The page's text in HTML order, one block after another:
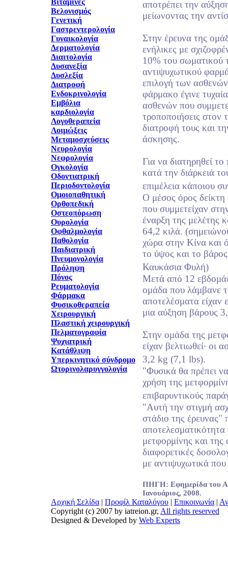
Βιταμίνες
Βελονισμός
Γενετική
Γαστρεντερολογία
Γυναικολογία
Δερματολογία
Διαιτολογία
Δυσανεξία
Δυσλεξία
Διατροφή
Ενδοκρινολογία
Εμβόλια
καρδιολογία
Λογοθεραπεία
Λοιμώξεις
Μεταμοσχεύσεις
Νευρολογία
Νεφρολογία
Ογκολογία
Οδοντιατρική
Περιοδοντολογία
Ομοιοπαθητική
Ορθοπεδική
Οστεοπόρωση
Ουρολογία
Οφθαλμολογία
Παθολογία
Παιδιατρική
Πνευμονολογία
Πρόληψη
Πόνος
Ρευματολογία
Φάρμακα
Φυσικοθεραπεία
Χειρουργική
Πλαστική χειρουργική
Πελματογραφία
Ψυχιατρική
Κατάθλιψη
Υπερκινητικό σύνδρομο
Ωτορινολαρυγγολογία
αποτρέπει την
μείωνοντας την
Στην έρευνα της
ενήλικες με
10% του σωματικού
αντιψυχωτικού
επιλογή των
φάρμακο έγινε
ασθενών που
τροποποιήσεις
διατροφή τους και
άσκησης.
Για να διατηρηθεί
κατά την διάρκειά
επιμέλεια κάποιου
Ο μέσος όρος
που συμμετείχαν
έναρξη της μελέτης
64,2 κιλά.
χώρα στην Κίνα και
το ύψος και το
Καυκάσια Φυλή)
Μετά από 12
ομάδα που λάμβανε
αποτελέσματα είχαν
μια αύξηση βάρους
Στην ομάδα της
είχαν βελτιωθεί· οι
3,2 kg (7,1 lbs).
"Φυσικά θα πρέπει
χρήση της
επιβαρυντικούς
"Aυτή την στιγμή
στάδιο της
μετφορμίνης και
διαφορετικές
με αντιψυχωτικά
ΠΗΓΗ: Εφημερίδα του
Ιανουάριος, 2008.
Αρχική Σελίδα | Προφίλ Καταλόγου | Επικοινωνία |
Copyright (c) 2007 by iatreion.gr, All rights reserved
Designed & Developed by Web Experts